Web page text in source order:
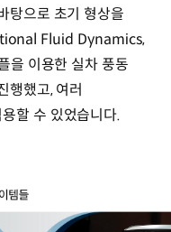
탕으로 초기 형상을
Fluid Dynamics,
을 이용한 실차 풍동
행했고, 여러
할 수 있었습니다.